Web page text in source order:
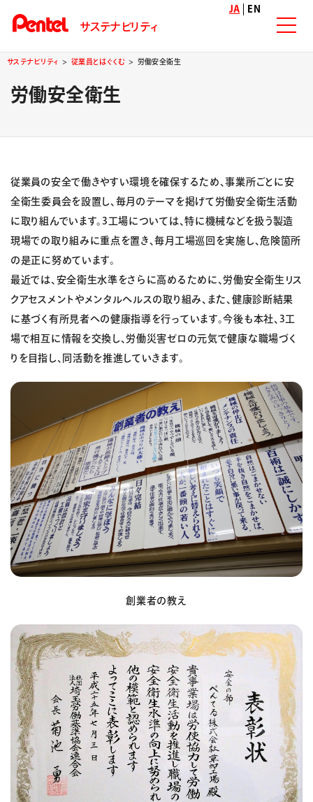
サステナビリティ 従業員とはぐくむ 労働安全衛生
労働安全衛生
従業員の安全で働きやすい環境を確保するため、事業所ごとに安
全衛生委員会を設置し、毎月のテーマを掲げて労働安全衛生活動
に取り組んでいます。3工場については、特に機械などを扱う製造
現場での取り組みに重点を置き、毎月工場巡回を実施し、危険箇所
の是正に努めています。
最近では、安全衛生水準をさらに高めるために、労働安全衛生リス
クアセスメントやメンタルヘルスの取り組み、また、健康診断結果
に基づく有所見者への健康指導を行っています。今後も本社、3工
場で相互に情報を交換し、労働災害ゼロの元気で健康な職場づく
りを目指し、同活動を推進していきます。
創業者の教え
サステナビリティ
JA EN